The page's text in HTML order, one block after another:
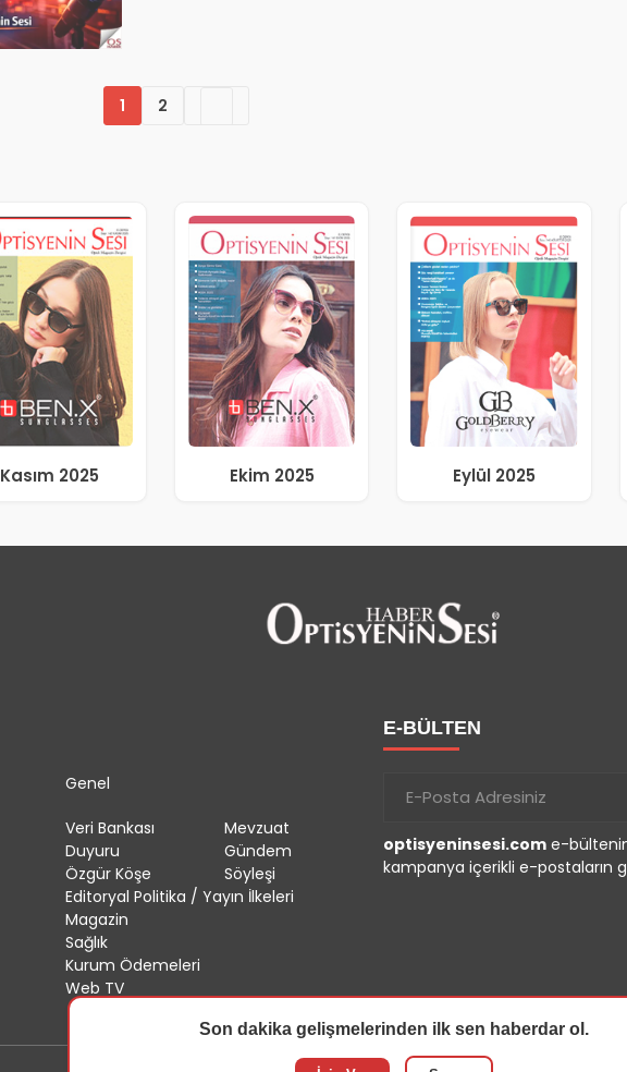
1 2
Kasım 2025 Ekim 2025 Eylül 2025
Genel
Veri Bankası
Mevzuat
Duyuru
Gündem
Özgür Köşe
Söyleşi
Editoryal Politika / Yayın İlkeleri
Magazin
Sağlık
Kurum Ödemeleri
Web TV
E-BÜLTEN
optisyeninsesi.com e-
kampanya içerikli e-postaların
Son dakika gelişmelerinden ilk sen haberdar ol.